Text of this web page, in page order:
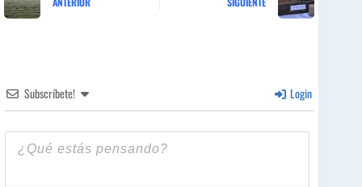
Subscríbete! Login